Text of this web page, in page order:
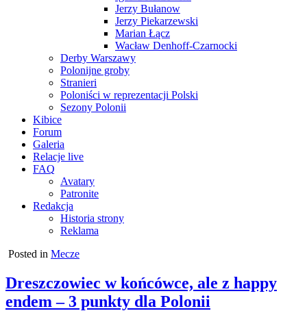
Jerzy Bułanow
Jerzy Piekarzewski
Marian Łącz
Wacław Denhoff-Czarnocki
Derby Warszawy
Polonijne groby
Stranieri
Poloniści w reprezentacji Polski
Sezony Polonii
Kibice
Forum
Galeria
Relacje live
FAQ
Avatary
Patronite
Redakcja
Historia strony
Reklama
Posted in Mecze
Dreszczowiec w końcówce, ale z happy
endem – 3 punkty dla Polonii